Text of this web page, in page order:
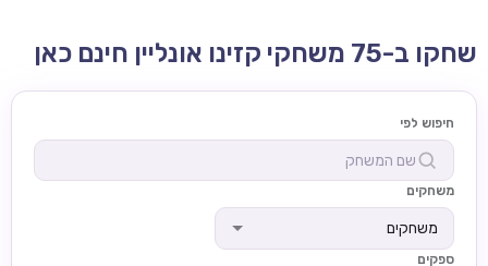
טיפים
שחקו ב-75 משחקי קזינו אונליין חינם כאן
חיפוש לפי
משחקים
משחקים
ספקים